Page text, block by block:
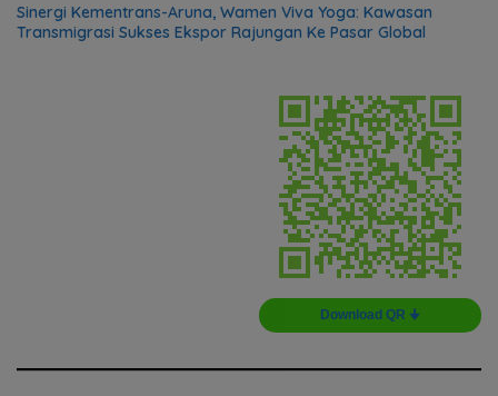
Sinergi Kementrans-Aruna, Wamen Viva Yoga: Kawasan
Transmigrasi Sukses Ekspor Rajungan Ke Pasar Global
Download QR 🠋